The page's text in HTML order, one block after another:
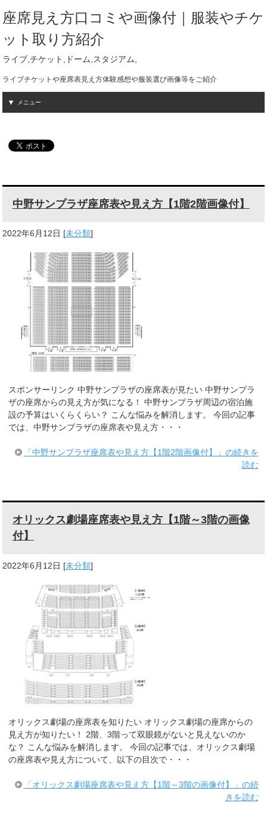
座席見え方口コミや画像付｜服装やチケ
ット取り方紹介
ライブ,チケット,ドーム,スタジアム,
ライブチケットや座席表見え方体験感想や服装選び画像等をご紹介
メニュー
中野サンプラザ座席表や見え方【1階2階画像付】
2022年6月12日 [未分類]
スポンサーリンク 中野サンプラザの座席表が見たい 中野サンプラ
ザの座席からの見え方が気になる！ 中野サンプラザ周辺の宿泊施
設の予算はいくらくらい？ こんな悩みを解消します。 今回の記事
では、中野サンプラザの座席表や見え方・・・
「中野サンプラザ座席表や見え方【1階2階画像付】」の続きを
読む
オリックス劇場座席表や見え方【1階～3階の画像
付】
2022年6月12日 [未分類]
オリックス劇場の座席表を知りたい オリックス劇場の座席からの
見え方が知りたい！ 2階、3階って双眼鏡がないと見えないのか
な？ こんな悩みを解消します。 今回の記事では、オリックス劇場
の座席表や見え方について、以下の目次で・・・
「オリックス劇場座席表や見え方【1階～3階の画像付】」の続
きを読む